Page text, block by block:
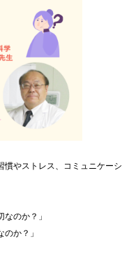
慣やストレス、コミュニケーシ
のか？」
か？」